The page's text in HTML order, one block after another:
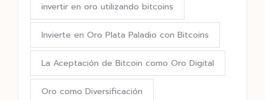
invertir en oro utilizando bitcoins
Invierte en Oro Plata Paladio con Bitcoins
La Aceptación de Bitcoin como Oro Digital
Oro como Diversificación